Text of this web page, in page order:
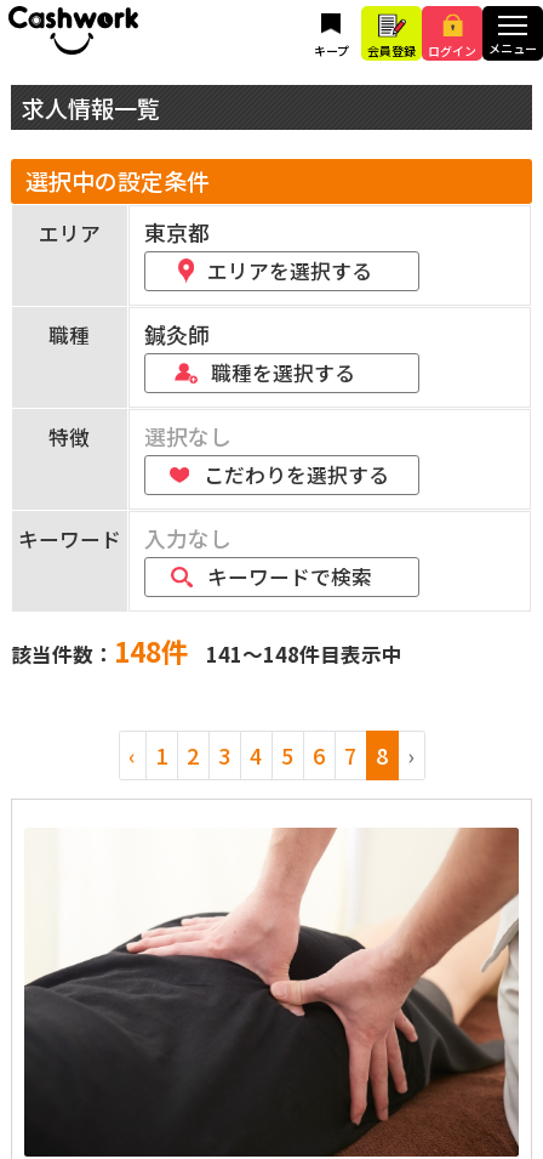
キープ 会員登録 ログイン
求人情報一覧
選択中の設定条件
エリア 東京都
エリアを選択する
職種 鍼灸師
職種を選択する
特徴 選択なし
こだわりを選択する
キーワード 入力なし
キーワードで検索
該当件数： 148件 141～148件目表示中
‹ 1 2 3 4 5 6 7 8 ›